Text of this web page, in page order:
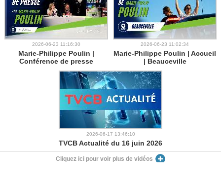
2026-06-23 11:16:30
Marie-Philippe Poulin |
Conférence de presse
2026-06-23 11:02:34
Marie-Philippe Poulin | Accueil
| Beauceville
2026-06-17 13:46:10
TVCB Actualité du 16 juin 2026
Cliquez ici pour voir plus de vidéos